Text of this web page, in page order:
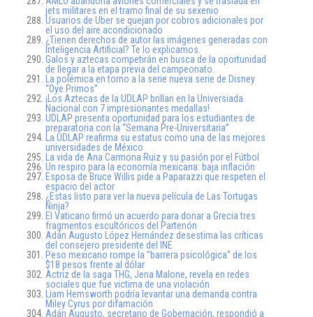
jets militares en el tramo final de su sexenio
Usuarios de Uber se quejan por cobros adicionales por
el uso del aire acondicionado
¿Tienen derechos de autor las imágenes generadas con
Inteligencia Artificial? Te lo explicamos.
Galos y aztecas competirán en busca de la oportunidad
de llegar a la etapa previa del campeonato.
La polémica en torno a la serie nueva serie de Disney
“Oye Primos”
¡Los Aztecas de la UDLAP brillan en la Universiada
Nacional con 7 impresionantes medallas!
UDLAP presenta oportunidad para los estudiantes de
preparatoria con la “Semana Pre-Universitaria”
La UDLAP reafirma su estatus como una de las mejores
universidades de México
La vida de Ana Carmona Ruiz y su pasión por el Fútbol
Un respiro para la economía mexicana: baja inflación
Esposa de Bruce Willis pide a Paparazzi que respeten el
espacio del actor
¿Estas listo para ver la nueva película de Las Tortugas
Ninja?
El Vaticano firmó un acuerdo para donar a Grecia tres
fragmentos escultóricos del Partenón
Adán Augusto López Hernández desestima las críticas
del consejero presidente del INE
Peso mexicano rompe la ”barrera psicológica” de los
$18 pesos frente al dólar
Actriz de la saga THG, Jena Malone, revela en redes
sociales que fue victima de una violación
Liam Hemsworth podría levantar una demanda contra
Miley Cyrus por difamación
Adán Augusto, secretario de Gobernación, respondió a